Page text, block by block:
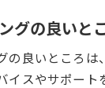
グの良いと
の良いところ
イスやサポート